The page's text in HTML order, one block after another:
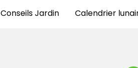
Conseils Jardin Calendrier